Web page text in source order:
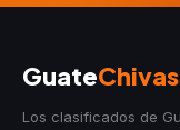
GuateChivas
Los clasificados de